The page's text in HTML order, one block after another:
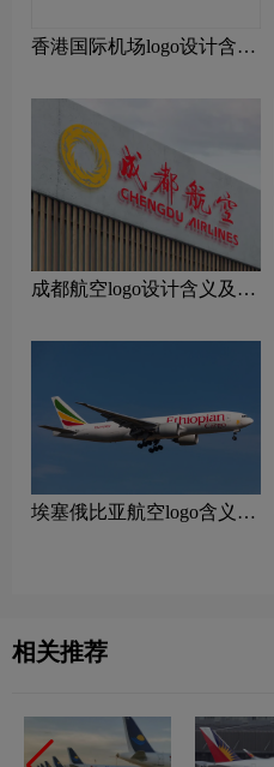
香港国际机场logo设计含义
成都航空logo设计含义及设
‌埃塞俄比亚航空logo含义及
相关推荐